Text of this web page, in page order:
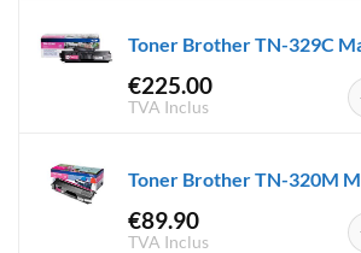
Toner Brother TN-329C
€225.00
TVA Inclus
Toner Brother TN-320M
€89.90
TVA Inclus